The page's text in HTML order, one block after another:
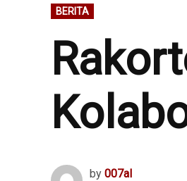
POSTED
IN
BERITA
by 007al